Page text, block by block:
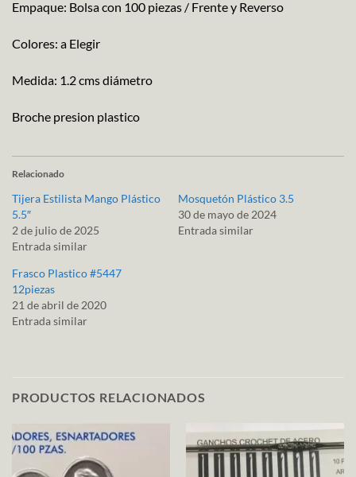
Empaque: Bolsa con 100 piezas / Frente y Reverso
Colores: a Elegir
Medida: 1.2 cms diámetro
Broche presion plastico
Relacionado
Tijera Estilista Mango Plástico
5.5″
2 de julio de 2025
Entrada similar
Mosquetón Plástico 3.5
30 de mayo de 2024
Entrada similar
Frasco Plastico #5447
12piezas
21 de abril de 2020
Entrada similar
PRODUCTOS RELACIONADOS